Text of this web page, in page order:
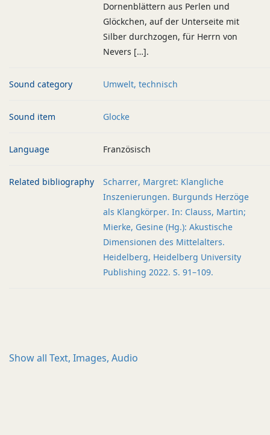
Dornenblättern aus Perlen und
Glöckchen, auf der Unterseite mit
Silber durchzogen, für Herrn von
Nevers […].
Sound category Umwelt, technisch
Sound item Glocke
Language Französisch
Related bibliography
Scharrer, Margret: Klangliche
Inszenierungen. Burgunds Herzöge
als Klangkörper. In: Clauss, Martin;
Mierke, Gesine (Hg.): Akustische
Dimensionen des Mittelalters.
Heidelberg, Heidelberg University
Publishing 2022. S. 91–109.
Show all Text, Images, Audio